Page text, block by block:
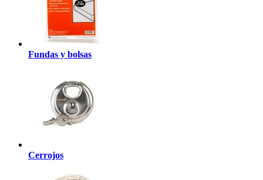
Fundas y bolsas
Cerrojos